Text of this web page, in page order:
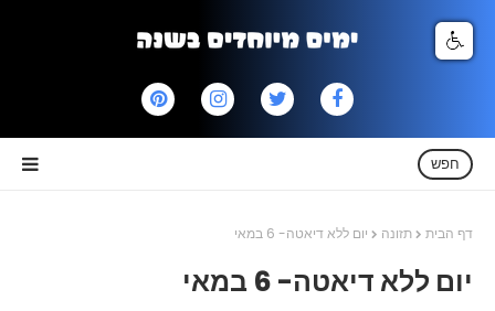
חפש
דף הבית תזונה יום ללא דיאטה- 6 במאי
יום ללא דיאטה- 6 במאי